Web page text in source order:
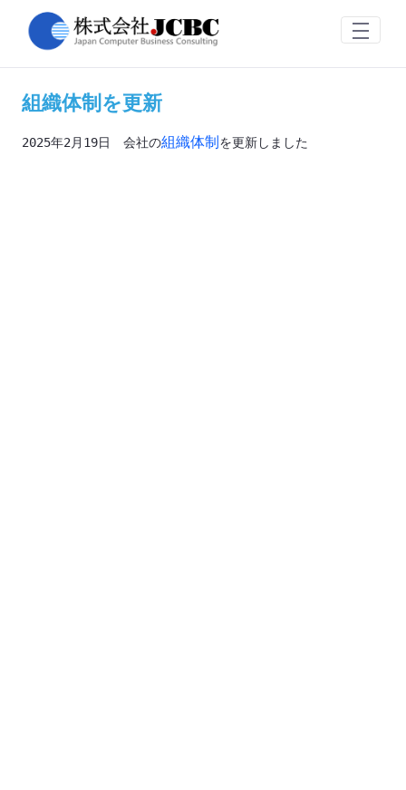
Saltar al contenido principal
組織体制を更新
組織体制を更新
2025年2月19日　会社の組織体制を更新しました